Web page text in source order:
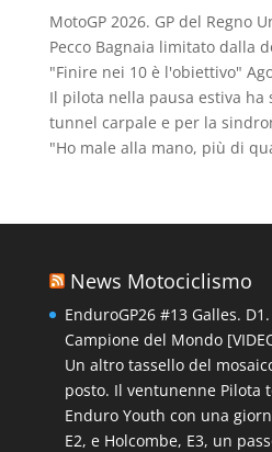
MotoGP 2026. GP del Regno
Pecco Bagnaia limitato dalla
"Finire nei 10 è l'obiettivo"
Il pilota nella pausa estiva
tunnel carpale e per la
"Ho male alla mano, più di
News Motociclismo
EnduroGP26 #13 Galles.
Campione del Mondo
Un altro tassello del
posto. Il ventunenne Pilota
Enduro Youth con una
E2, e Holcombe, E3, un